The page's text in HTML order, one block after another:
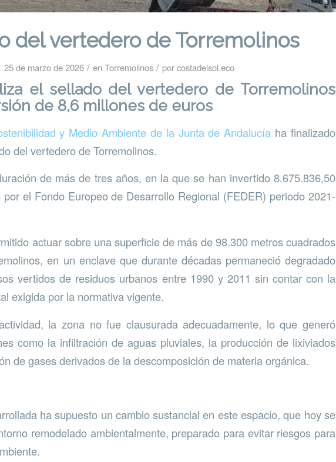
del vertedero de Torremolinos
25 de marzo de 2026 / enTorremolinos / porcostadelsol.eco
el sellado del vertedero de Torremolinos
de 8,6 millones de euros
y Medio Ambiente de la Junta de Andalucía ha finalizado
del vertedero de Torremolinos.
de más de tres años, en la que se han invertido 8.675.836,50
el Fondo Europeo de Desarrollo Regional (FEDER) periodo 2021-
actuar sobre una superficie de más de 98.300 metros cuadrados
en un enclave que durante décadas permaneció degradado
vertidos de residuos urbanos entre 1990 y 2011 sin contar con la
exigida por la normativa vigente.
la zona no fue clausurada adecuadamente, lo que generó
como la infiltración de aguas pluviales, la producción de lixiviados
de gases derivados de la descomposición de materia orgánica.
ha supuesto un cambio sustancial en este espacio, que hoy se
remodelado ambientalmente, preparado para evitar riesgos para